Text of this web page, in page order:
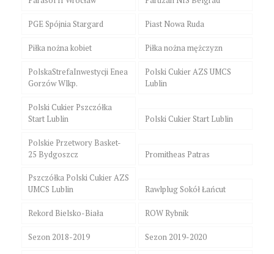
PGE Spójnia Stargard Piast Nowa Ruda
Piłka nożna kobiet Piłka nożna mężczyzn
PolskaStrefaInwestycji Enea
Gorzów Wlkp.
Polski Cukier AZS UMCS
Lublin
Polski Cukier Pszczółka
Start Lublin
Polski Cukier Start Lublin
Polskie Przetwory Basket-
25 Bydgoszcz
Promitheas Patras
Pszczółka Polski Cukier AZS
UMCS Lublin
Rawlplug Sokół Łańcut
Rekord Bielsko-Biała ROW Rybnik
Sezon 2018-2019 Sezon 2019-2020